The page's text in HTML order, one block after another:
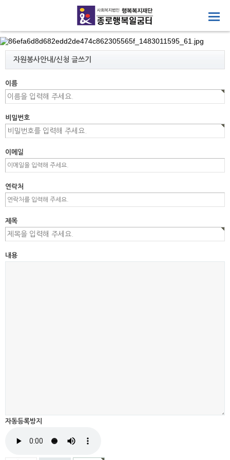
자원봉사안내/신청 글쓰기
이름
비밀번호
이메일
연락처
제목
내용
자동등록방지